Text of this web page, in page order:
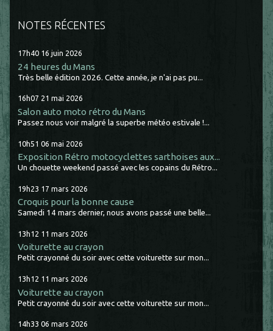
NOTES RÉCENTES
17h40 16 juin 2026
24 heures du Mans
Très belle édition 2026. Cette année, je n'ai pas pu...
16h07 21 mai 2026
Salon auto moto rétro du Mans
Passez nous voir malgré la superbe météo estivale !...
10h51 06 mai 2026
Exposition Rétro motocyclettes sarthoises aux...
Un chouette weekend passé avec les copains du Rétro...
19h23 17 mars 2026
Croquis pour la bonne cause
Samedi 14 mars dernier, nous avons passé une belle...
13h12 11 mars 2026
Voiturette au crayon
Petit crayonné du soir avec cette voiturette sur mon...
13h12 11 mars 2026
Voiturette au crayon
Petit crayonné du soir avec cette voiturette sur mon...
14h33 06 mars 2026